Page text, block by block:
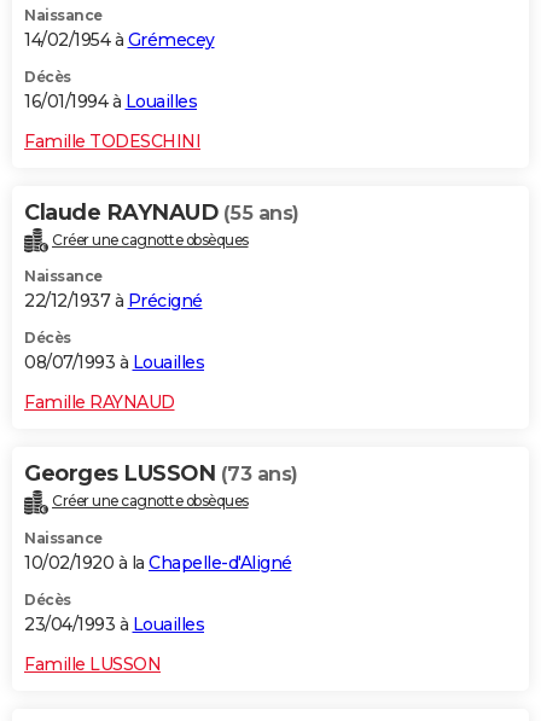
Naissance
14/02/1954 à Grémecey
Décès
16/01/1994 à Louailles
Famille TODESCHINI
Claude RAYNAUD (55 ans)
Créer une cagnotte obsèques
Naissance
22/12/1937 à Précigné
Décès
08/07/1993 à Louailles
Famille RAYNAUD
Georges LUSSON (73 ans)
Créer une cagnotte obsèques
Naissance
10/02/1920 à la Chapelle-d'Aligné
Décès
23/04/1993 à Louailles
Famille LUSSON